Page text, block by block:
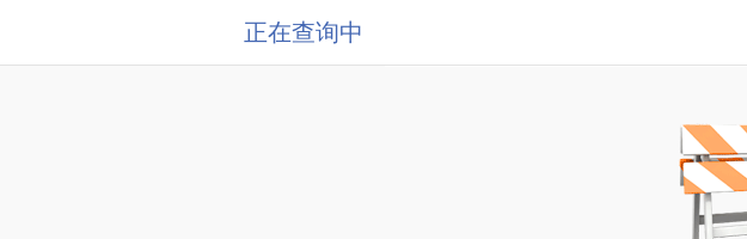
正在查询中